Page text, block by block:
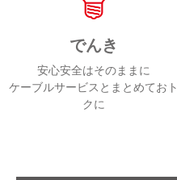
でんき
安心安全はそのままに
ケーブルサービスとまとめておト
クに